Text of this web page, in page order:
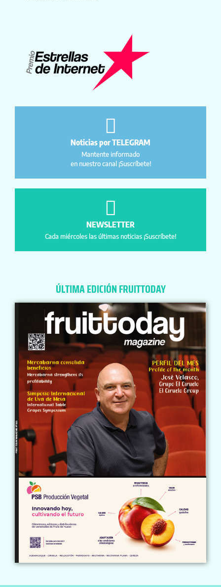
Noticias por TELEGRAM
Mantente informado
en nuestro canal ¡Suscríbete!
NEWSLETTER
Cada miércoles las últimas noticias ¡Suscríbete!
ÚLTIMA EDICIÓN FRUITTODAY